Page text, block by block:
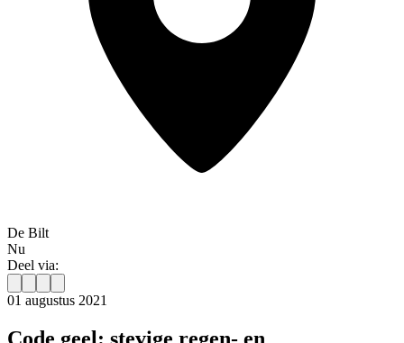
De Bilt
Nu
Deel via:
01 augustus 2021